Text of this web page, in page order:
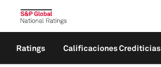
Ratings Calificaciones Crediticias